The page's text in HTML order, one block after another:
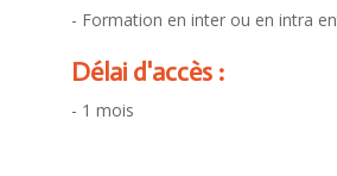
- Formation en inter ou en intra
Délai d'accès :
- 1 mois